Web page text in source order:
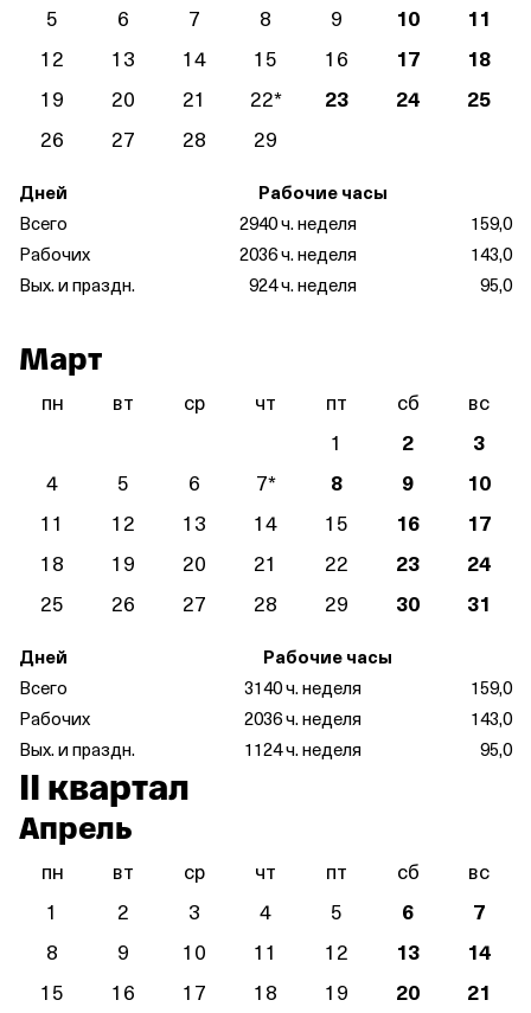
5
6 7 8 9 10
11
12
13 14 15 16 17
18
19
20 21 22* 23 24
25
26
27 28 29
Дней
Всего
29
Рабочих
20
Вых. и праздн.
9
Рабочие часы
40 ч. неделя
159,0
36 ч. неделя
143,0
24 ч. неделя
95,0
Март
пн вт ср чт пт сб
вс
1
2
3
4
5 6 7* 8 9
10
11
12 13 14 15 16
17
18
19 20 21 22 23
24
25
26 27 28 29 30 31
Дней
Всего
31
Рабочих
20
Вых. и праздн.
11
Рабочие часы
40 ч. неделя
159,0
36 ч. неделя
143,0
24 ч. неделя
95,0
II квартал
Апрель
пн вт ср чт пт сб
вс
1
2 3 4 5 6
7
8
9 10 11 12 13
14
15
16 17 18 19 20
21